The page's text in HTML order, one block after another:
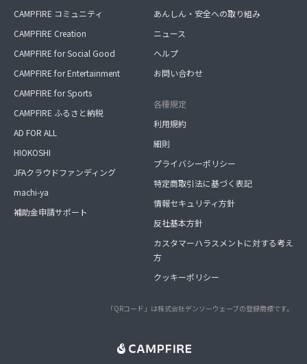
CAMPFIRE コミュニティ
CAMPFIRE Creation
CAMPFIRE for Social Good
CAMPFIRE for Entertainment
CAMPFIRE for Sports
CAMPFIRE ふるさと納税
AD FOR ALL
HIOKOSHI
JFAクラウドファンディング
machi-ya
補助金申請サポート
あんしん・安全への取り組み
ニュース
ヘルプ
お問い合わせ
各種規定
利用規約
細則
プライバシーポリシー
特定商取引法に基づく表記
情報セキュリティ方針
反社基本方針
カスタマーハラスメントに対する考え
方
クッキーポリシー
「QRコード」は株式会社デンソーウェーブの登録商標です。